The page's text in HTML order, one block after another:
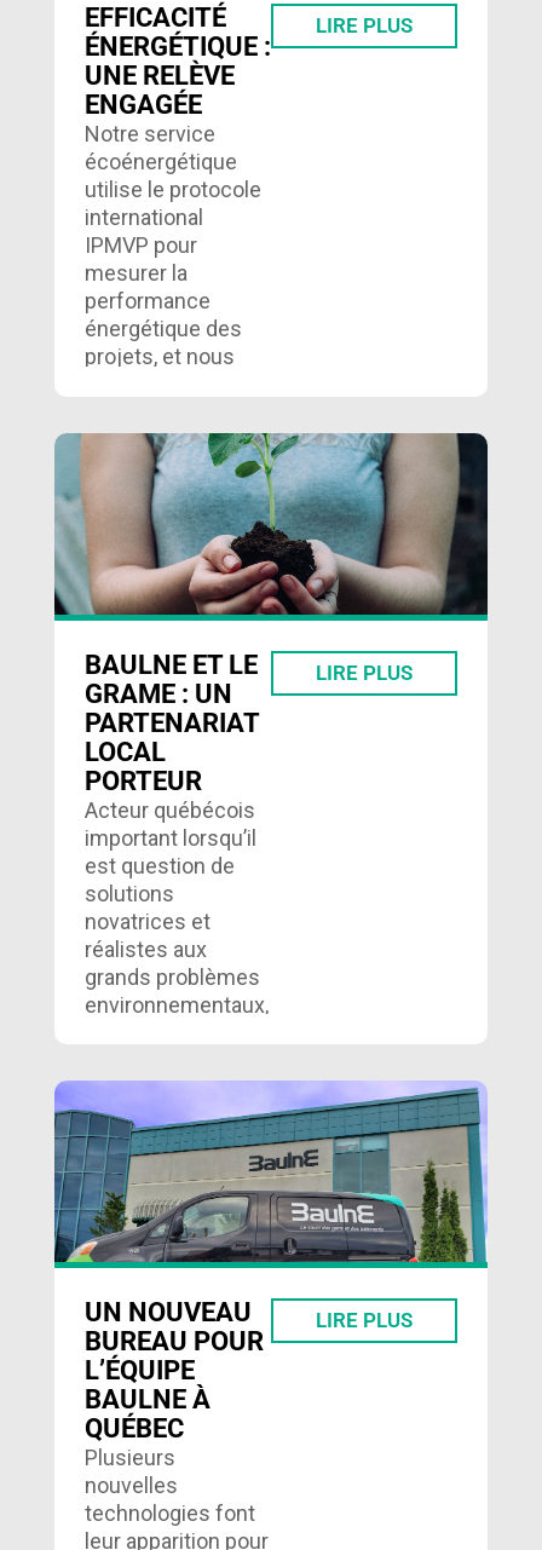
EFFICACITÉ
ÉNERGÉTIQUE :
UNE RELÈVE
ENGAGÉE
Notre service
écoénergétique
utilise le protocole
international
IPMVP pour
mesurer la
performance
énergétique des
projets, et nous
souhaitant obtenir
une certification
LEED ou
BOMABEST….
LIRE PLUS
BAULNE ET LE
GRAME : UN
PARTENARIAT
LOCAL
PORTEUR
Acteur québécois
important lorsqu’il
est question de
solutions
novatrices et
réalistes aux
grands problèmes
environnementaux,
en matière
d’environnement à
Lachine….
LIRE PLUS
UN NOUVEAU
BUREAU POUR
L’ÉQUIPE
BAULNE À
QUÉBEC
Plusieurs
nouvelles
technologies font
leur apparition pour
LIRE PLUS